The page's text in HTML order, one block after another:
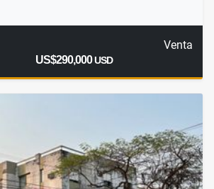
Venta
US$290,000USD